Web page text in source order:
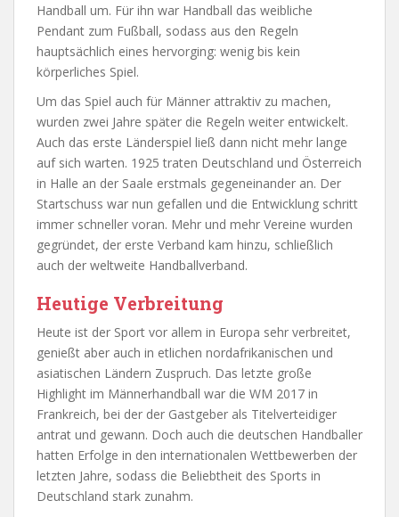
Handball um. Für ihn war Handball das weibliche
Pendant zum Fußball, sodass aus den Regeln
hauptsächlich eines hervorging: wenig bis kein
körperliches Spiel.
Um das Spiel auch für Männer attraktiv zu machen,
wurden zwei Jahre später die Regeln weiter entwickelt.
Auch das erste Länderspiel ließ dann nicht mehr lange
auf sich warten. 1925 traten Deutschland und Österreich
in Halle an der Saale erstmals gegeneinander an. Der
Startschuss war nun gefallen und die Entwicklung schritt
immer schneller voran. Mehr und mehr Vereine wurden
gegründet, der erste Verband kam hinzu, schließlich
auch der weltweite Handballverband.
Heutige Verbreitung
Heute ist der Sport vor allem in Europa sehr verbreitet,
genießt aber auch in etlichen nordafrikanischen und
asiatischen Ländern Zuspruch. Das letzte große
Highlight im Männerhandball war die WM 2017 in
Frankreich, bei der der Gastgeber als Titelverteidiger
antrat und gewann. Doch auch die deutschen Handballer
hatten Erfolge in den internationalen Wettbewerben der
letzten Jahre, sodass die Beliebtheit des Sports in
Deutschland stark zunahm.